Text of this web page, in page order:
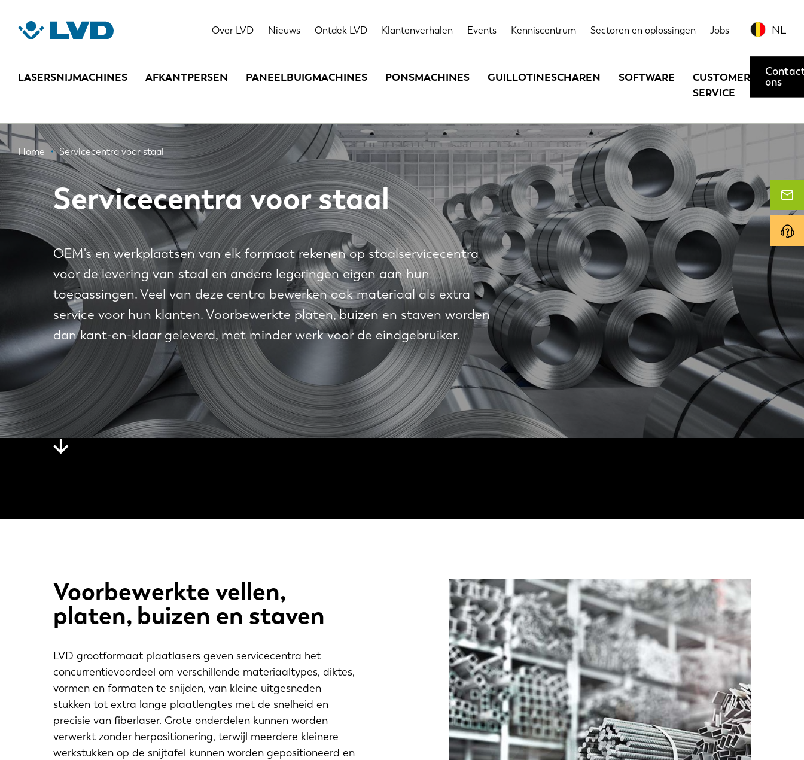
inhoud
Over LVD Nieuws Ontdek LVD Klantenverhalen Events Kenniscentrum Sectoren en oplossingen Jobs NL
LASERSNIJMACHINES AFKANTPERSEN PANEELBUIGMACHINES PONSMACHINES GUILLOTINESCHAREN SOFTWARE
CUSTOMER
SERVICE
ons
Kruimelpad
Home Servicecentra voor staal
Servicecentra voor staal
OEM's en werkplaatsen van elk formaat rekenen op staalservicecentra
voor de levering van staal en andere legeringen eigen aan hun
toepassingen. Veel van deze centra bewerken ook materiaal als extra
service voor hun klanten. Voorbewerkte platen, buizen en staven worden
dan kant-en-klaar geleverd, met minder werk voor de eindgebruiker.
Voorbewerkte vellen,
platen, buizen en staven
LVD grootformaat plaatlasers geven servicecentra het
concurrentievoordeel om verschillende materiaaltypes, diktes,
vormen en formaten te snijden, van kleine uitgesneden
stukken tot extra lange plaatlengtes met de snelheid en
precisie van fiberlaser. Grote onderdelen kunnen worden
verwerkt zonder herpositionering, terwijl meerdere kleinere
werkstukken op de snijtafel kunnen worden gepositioneerd en